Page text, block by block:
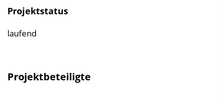
Projektstatus
laufend
Projektbeteiligte